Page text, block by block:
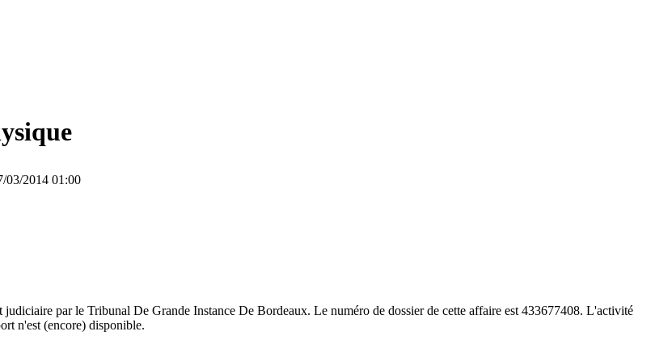
03/2014 01:00
judiciaire par le Tribunal De Grande Instance De Bordeaux. Le numéro de dossier de cette affaire est 433677408. L'activité
n'est (encore) disponible.